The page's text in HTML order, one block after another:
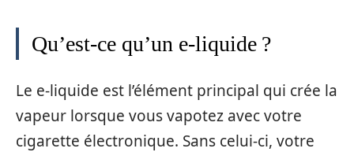
Qu’est-ce qu’un e-liquide ?
Le e-liquide est l’élément principal qui crée la
vapeur lorsque vous vapotez avec votre
cigarette électronique. Sans celui-ci, votre